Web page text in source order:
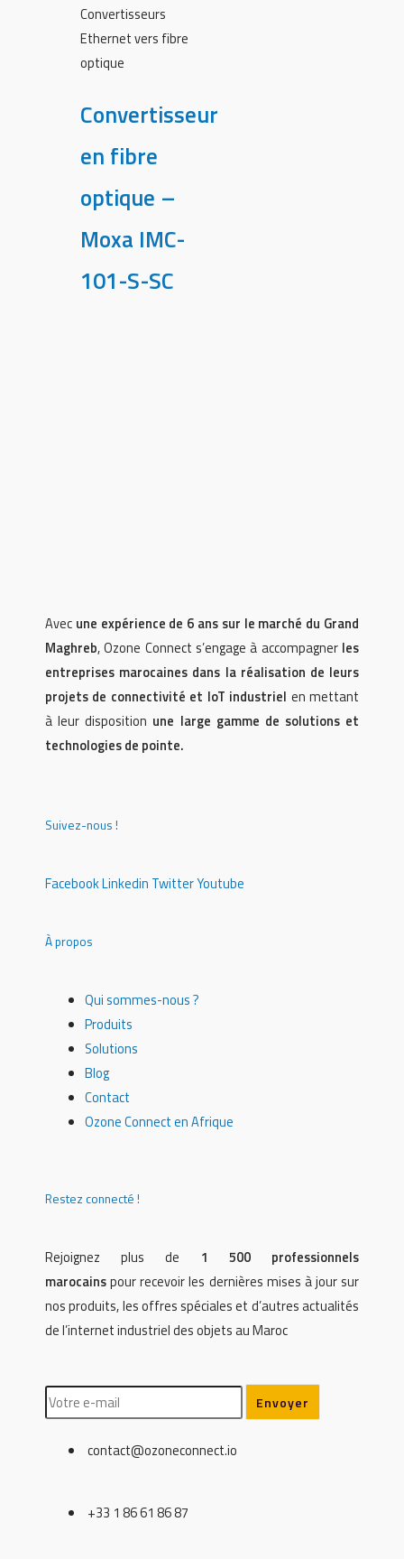
Convertisseurs
Ethernet vers fibre
optique
Convertisseur
en fibre
optique –
Moxa IMC-
101-S-SC
Avec une expérience de 6 ans sur le marché du Grand
Maghreb, Ozone Connect s’engage à accompagner les
entreprises marocaines dans la réalisation de leurs
projets de connectivité et IoT industriel en mettant
à leur disposition une large gamme de solutions et
technologies de pointe.
Suivez-nous !
FacebookLinkedin TwitterYoutube
À propos
Qui sommes-nous ?
Produits
Solutions
Blog
Contact
Ozone Connect en Afrique
Restez connecté !
Rejoignez plus de 1 500 professionnels
marocainspour recevoir les dernières mises à jour sur
nos produits, les offres spéciales et d’autres actualités
de l’internet industriel des objets au Maroc
contact@ozoneconnect.io
+33 1 86 61 86 87